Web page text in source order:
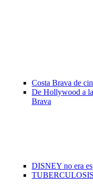
Costa Brava de
De Hollywood a
Brava
DISNEY no era